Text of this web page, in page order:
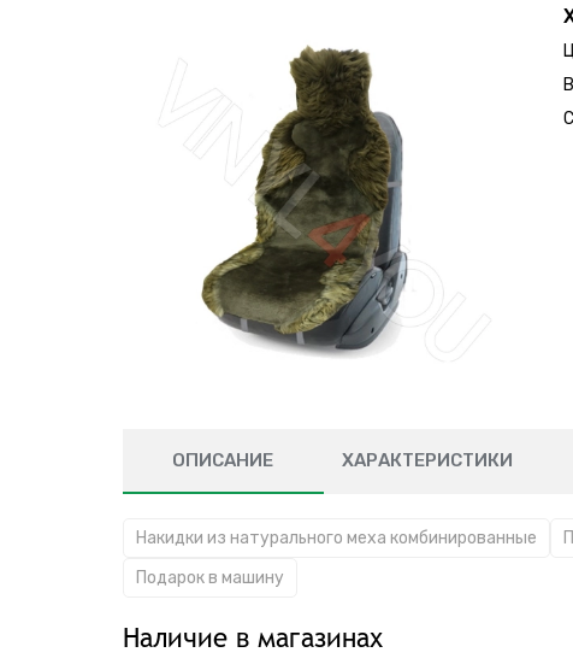
ОПИСАНИЕ ХАРАКТЕРИСТИКИ
Накидки из натурального меха комбинированные
Подарок в машину
Наличие в магазинах